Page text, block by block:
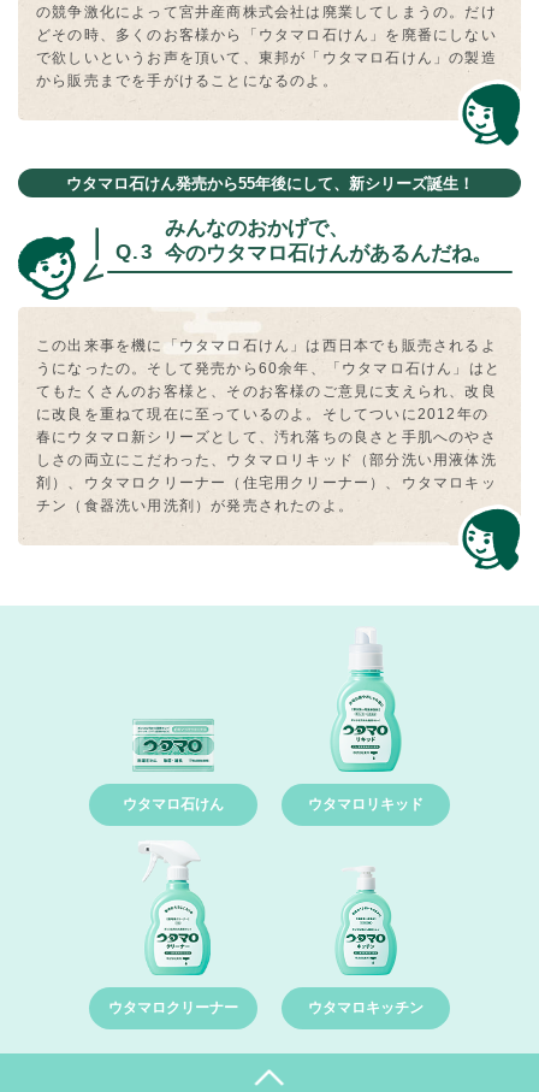
の競争激化によって宮井産商株式会社は廃業してしまうの。だけ
どその時、多くのお客様から「ウタマロ⽯けん」を廃番にしない
で欲しいというお声を頂いて、東邦が「ウタマロ⽯けん」の製造
から販売までを⼿がけることになるのよ。
ウタマロ石けん発売から55年後にして、新シリーズ誕生！
みんなのおかげで、
今のウタマロ⽯けんがあるんだね。
この出来事を機に「ウタマロ⽯けん」は⻄⽇本でも販売されるよ
うになったの。そして発売から60余年、「ウタマロ⽯けん」はと
てもたくさんのお客様と、そのお客様のご意⾒に⽀えられ、改良
に改良を重ねて現在に⾄っているのよ。そしてついに2012年の
春にウタマロ新シリーズとして、汚れ落ちの良さと⼿肌へのやさ
しさの両⽴にこだわった、ウタマロリキッド（部分洗い⽤液体洗
剤）、ウタマロクリーナー（住宅⽤クリーナー）、ウタマロキッ
チン（⾷器洗い用洗剤）が発売されたのよ。
ウタマロ石けん ウタマロリキッド
ウタマロクリーナー ウタマロキッチン